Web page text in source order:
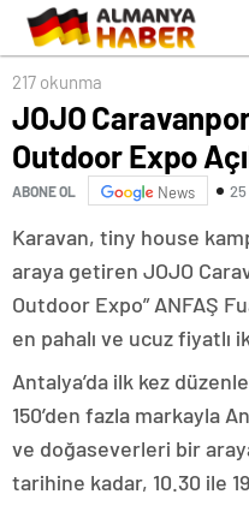
217 okunma
JOJO
Outdoor Expo
ABONE OL News
Karavan, tiny house
araya getiren JOJO
Outdoor Expo” ANFAŞ
en pahalı ve ucuz fiyatlı
Antalya’da ilk kez
150’den fazla markayla
ve doğaseverleri bir
tarihine kadar, 10.30 ile